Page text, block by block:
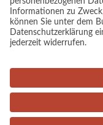
© Copyright - Luis Elias |